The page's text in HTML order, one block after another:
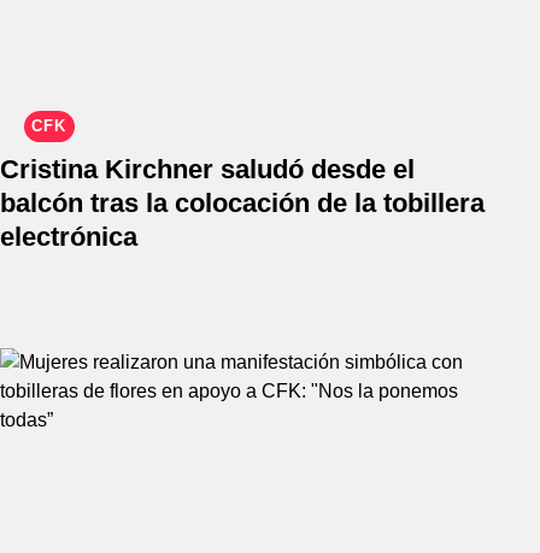
CFK
Cristina Kirchner saludó desde el
balcón tras la colocación de la tobillera
electrónica